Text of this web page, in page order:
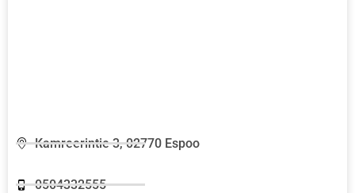
Kamreerintie 3, 02770 Espoo
0504332555